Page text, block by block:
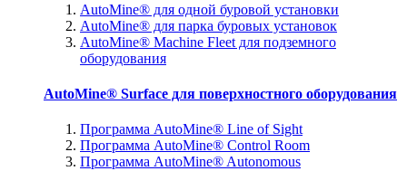
AutoMine® для одной буровой установки
AutoMine® для парка буровых установок
AutoMine® Machine Fleet для подземного
оборудования
AutoMine® Surface для поверхностного оборудования
Программа AutoMine® Line of Sight
Программа AutoMine® Control Room
Программа AutoMine® Autonomous